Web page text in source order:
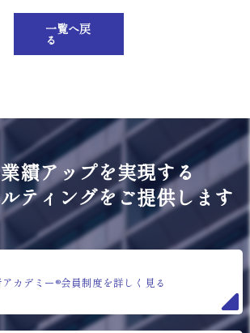
一覧へ戻
る
績アップを実現する
ティングをご提供します
カデミー®会員制度を詳しく見る